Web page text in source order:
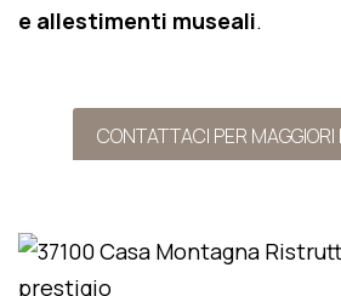
e allestimenti museali.
CONTATTACI PER